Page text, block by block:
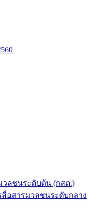
ลชนระดับต้น (กสต.)
อสารมวลชนระดับกลาง